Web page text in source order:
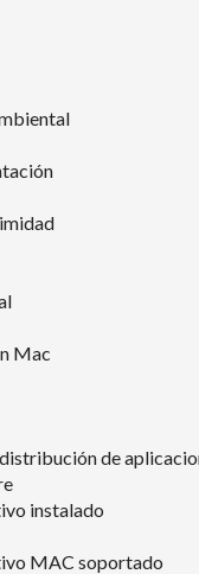
Mac
de
instalado
MAC soportado